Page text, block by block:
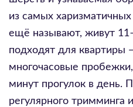
из самых
ещё называют, живут
подходят для
многочасовые
минут прогулок в день.
регулярного тримминга